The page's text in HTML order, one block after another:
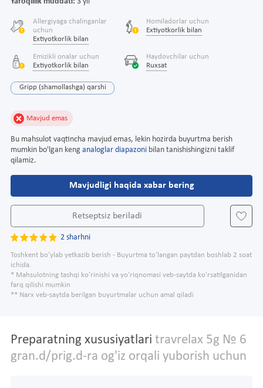
Allergiyaga chalinganlar
uchun
Extiyotkorlik bilan
Homiladorlar uchun
Extiyotkorlik bilan
Emizikli onalar uchun
Extiyotkorlik bilan
Haydovchilar uchun
Ruxsat
Gripp (shamollashga) qarshi
Mavjud emas
Bu mahsulot vaqtincha mavjud emas, lekin hozirda buyurtma berish
mumkin bo'lgan keng analoglar diapazoni bilan tanishishingizni taklif
qilamiz.
Mavjudligi haqida xabar bering
Retseptsiz beriladi
2 sharhni
Toshkent bo'ylab yetkazib berish - Buyurtma to'langan paytdan boshlab 2 soat
ichida.
* Mahsulotning tashqi ko'rinishi va yo'riqnomasi veb-saytda ko'rsatilganidan
farq qilishi mumkin
** Narx veb-saytda berilgan buyurtmalar uchun amal qiladi
Preparatning xususiyatlari travrelax 5g № 6
gran.d/prig.d-ra og'iz orqali yuborish uchun